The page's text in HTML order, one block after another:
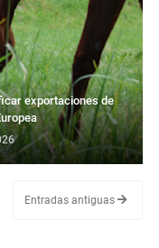
exportaciones de
Entradas antiguas